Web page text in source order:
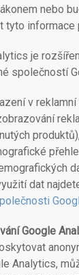
nebo
tyto informace
je
společností
v reklamní
produktů),
dat
Google
Analytics,